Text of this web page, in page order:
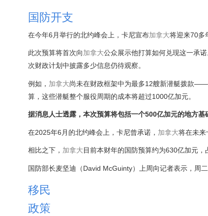
国防开支
在今年6月举行的北约峰会上，卡尼宣布加拿大将迎来70多
此次预算将首次向加拿大公众展示他打算如何兑现这一承
次财政计划中披露多少信息仍待观察。
例如， 加拿大尚未在财政框架中为最多12艘新潜艇拨款
算，这些潜艇整个服役周期的成本将超过1000亿加元。
据消息人士透露，本次预算将包括一个500亿加元的地方基
在2025年6月的北约峰会上，卡尼曾承诺， 加拿大将在未来
相比之下， 加拿大目前本财年的国防预算约为630亿加元，
国防部长麦坚迪（David McGuinty）上周向记者表示，周
移民
政策